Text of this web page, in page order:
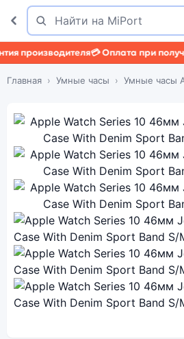
Поиск
Найти
💳 Оплата при получении
Главная Умные часы Умные часы